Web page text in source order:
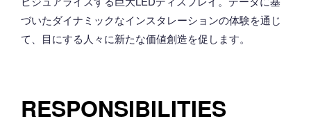
づいたダイナミックなインスタレーションの体験を通じ
て、目にする人々に新たな価値創造を促します。
RESPONSIBILITIES